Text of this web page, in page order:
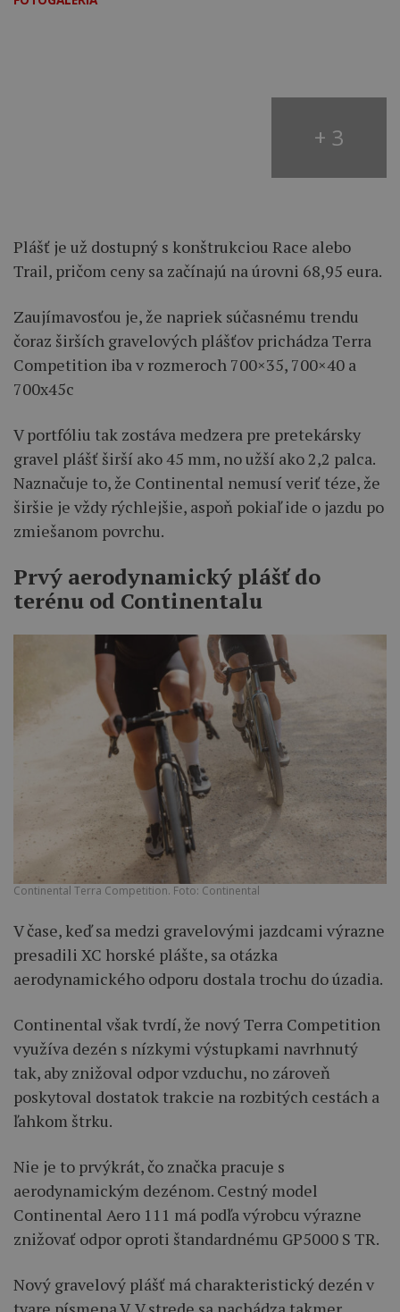
+ 3
Plášť je už dostupný s konštrukciou Race alebo
Trail, pričom ceny sa začínajú na úrovni 68,95 eura.
Zaujímavosťou je, že napriek súčasnému trendu
čoraz širších gravelových plášťov prichádza Terra
Competition iba v rozmeroch 700×35, 700×40 a
700x45c
V portfóliu tak zostáva medzera pre pretekársky
gravel plášť širší ako 45 mm, no užší ako 2,2 palca.
Naznačuje to, že Continental nemusí veriť téze, že
širšie je vždy rýchlejšie, aspoň pokiaľ ide o jazdu po
zmiešanom povrchu.
Prvý aerodynamický plášť do
terénu od Continentalu
Continental Terra Competition. Foto: Continental
V čase, keď sa medzi gravelovými jazdcami výrazne
presadili XC horské plášte, sa otázka
aerodynamického odporu dostala trochu do úzadia.
Continental však tvrdí, že nový Terra Competition
využíva dezén s nízkymi výstupkami navrhnutý
tak, aby znižoval odpor vzduchu, no zároveň
poskytoval dostatok trakcie na rozbitých cestách a
ľahkom štrku.
Nie je to prvýkrát, čo značka pracuje s
aerodynamickým dezénom. Cestný model
Continental Aero 111 má podľa výrobcu výrazne
znižovať odpor oproti štandardnému GP5000 S TR.
Nový gravelový plášť má charakteristický dezén v